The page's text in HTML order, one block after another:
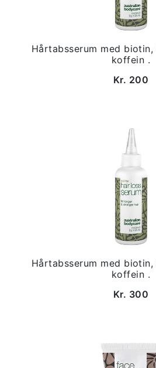
Hårtabsserum med
koffein .
Kr. 200
Hårtabsserum med
koffein .
Kr. 300